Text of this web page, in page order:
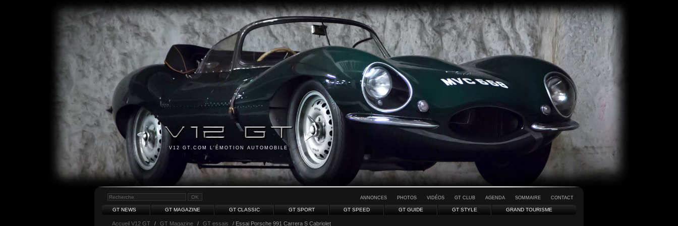
V12 GT.COM L'ÉMOTION AUTOMOBILE
ANNONCES PHOTOS VIDÉOS GT CLUB AGENDA SOMMAIRE CONTACT
GT NEWS GT MAGAZINE GT CLASSIC GT SPORT GT SPEED GT GUIDE GT STYLE GRAND TOURISME
Accueil V12 GT / GT Magazine / GT essais / Essai Porsche 991 Carrera S Cabriolet